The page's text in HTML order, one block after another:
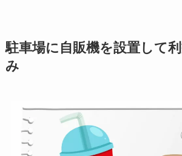
駐車場に自販機を設置して
み